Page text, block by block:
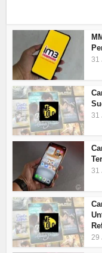
31
31
31
29